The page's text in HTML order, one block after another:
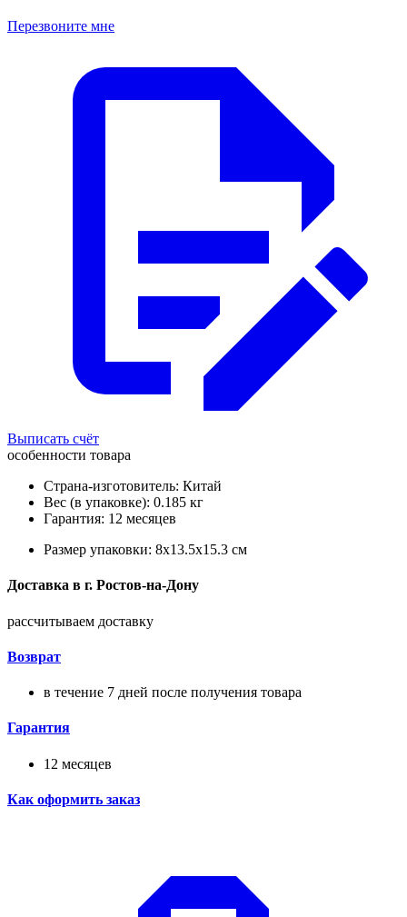
Перезвоните мне
Выписать счёт
особенности товара
Страна-изготовитель: Китай
Вес (в упаковке): 0.185 кг
Гарантия: 12 месяцев
Размер упаковки: 8x13.5x15.3 см
Доставка в г. Ростов-на-Дону
рассчитываем доставку
Возврат
в течение 7 дней после получения товара
Гарантия
12 месяцев
Как оформить заказ